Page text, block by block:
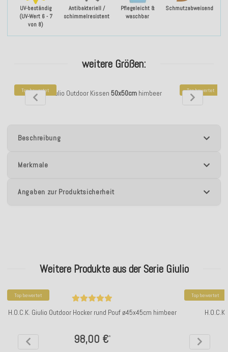
UV-beständig
(UV-Wert 6 - 7
von 8)
Antibakteriell /
schimmelresistent
Pflegeleicht &
waschbar
Schmutzabweisend
weitere Größen:
Top bewertet
H.O.C.K. Giulio Outdoor Kissen 50x50cmhimbeer Top bewertet
H.O.C.K.
Beschreibung
Merkmale
Angaben zur Produktsicherheit
Weitere Produkte aus der Serie Giulio
Top bewertet
H.O.C.K. Giulio Outdoor Hocker rund Pouf ø45x45cm himbeer
98,00 €*
Top bewertet